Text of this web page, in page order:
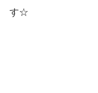
す☆